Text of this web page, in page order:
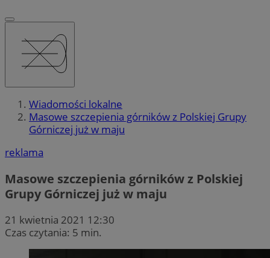
Wiadomości lokalne
Masowe szczepienia górników z Polskiej Grupy
Górniczej już w maju
reklama
Masowe szczepienia górników z Polskiej
Grupy Górniczej już w maju
21 kwietnia 2021 12:30
Czas czytania: 5 min.